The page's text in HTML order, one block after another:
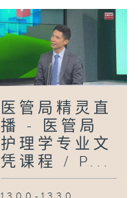
医管局精灵直
播 - 医管局
护理学专业文
凭课程 / P...